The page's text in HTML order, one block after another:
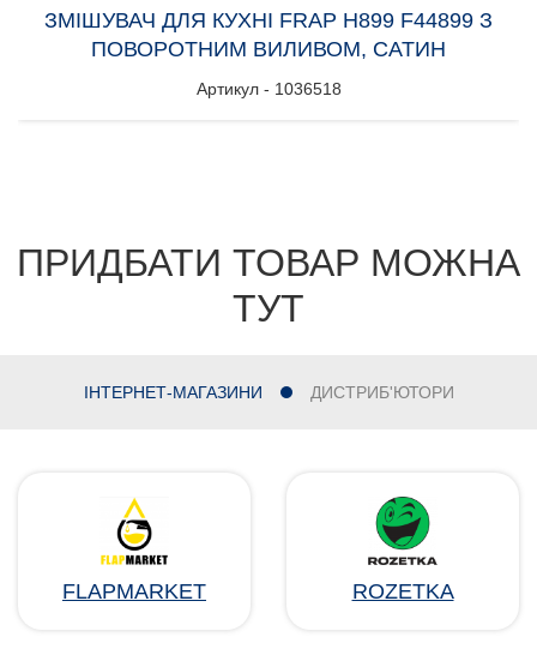
ЗМІШУВАЧ ДЛЯ КУХНІ FRAP H899 F44899 З
ПОВОРОТНИМ ВИЛИВОМ, САТИН
Артикул - 1036518
ПРИДБАТИ ТОВАР МОЖНА
ТУТ
ІНТЕРНЕТ-МАГАЗИНИ ДИСТРИБ'ЮТОРИ
FLAPMARKET ROZETKA